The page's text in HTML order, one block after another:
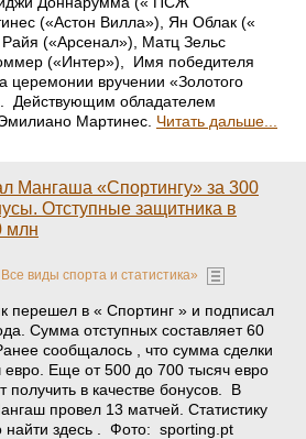
(«Астон Вилла»), Ян Облак («
(«Арсенал»), Матц Зельс
(«Интер»), Имя победителя
церемонии вручении «Золотого
Действующим обладателем
Мартинес. Читать дальше...
Мангаша «Спортингу» за 300
Отступные защитника в
млн
виды спорта и статистика»
перешел в « Спортинг » и подписал
Сумма отступных составляет 60
сообщалось , что сумма сделки
евро. Еще от 500 до 700 тысяч евро
получить в качестве бонусов. В
провел 13 матчей. Статистику
найти здесь . Фото: sporting.pt